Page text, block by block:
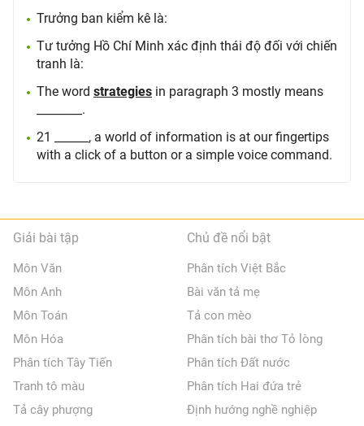
Trưởng ban kiểm kê là:
Tư tưởng Hồ Chí Minh xác định thái độ đối với chiến
tranh là:
The word strategies in paragraph 3 mostly means
________.
21 ______, a world of information is at our fingertips
with a click of a button or a simple voice command.
Giải bài tập
Môn Văn
Môn Anh
Môn Toán
Môn Hóa
Phân tích Tây Tiến
Tranh tô màu
Tả cây phượng
Chủ đề nổi bật
Phân tích Việt Bắc
Bài văn tả mẹ
Tả con mèo
Phân tích bài thơ Tỏ lòng
Phân tích Đất nước
Phân tích Hai đứa trẻ
Định hướng nghề nghiệp